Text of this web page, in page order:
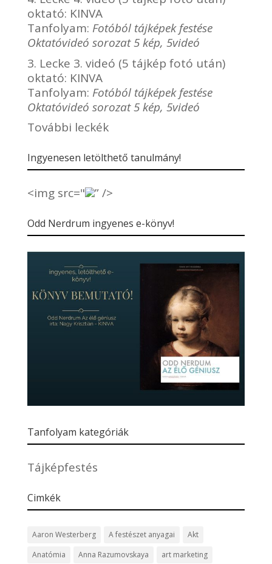
oktató: KINVA
Tanfolyam: Fotóból tájképek festése
Oktatóvideó sorozat 5 kép, 5videó
3. Lecke 3. videó (5 tájkép fotó után)
oktató: KINVA
Tanfolyam: Fotóból tájképek festése
Oktatóvideó sorozat 5 kép, 5videó
További leckék
Ingyenesen letölthető tanulmány!
<img src=" ” />
Odd Nerdrum ingyenes e-könyv!
Tanfolyam kategóriák
Tájképfestés
Cimkék
Aaron Westerberg A festészet anyagai
Akt
Anatómia
Anna Razumovskaya
art marketing